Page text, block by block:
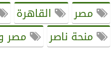
مصر القاهرة
منحة ناصر
مصر